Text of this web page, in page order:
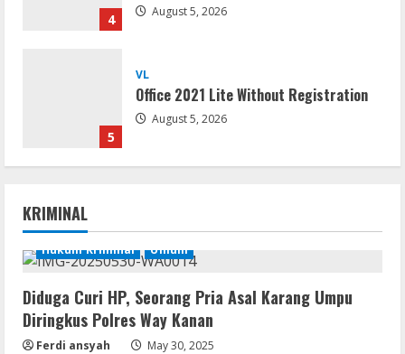
4 August 5, 2026
5
VL
Office 2021 Lite Without Registration
August 5, 2026
1
To𝚛rent
August 5, 2026
Remux
OK! Madam: Bon Voyage 2026 Pre-
DVDRip Updated Audio Magnet
KRIMINAL
Hukum Kriminal Umum
Diduga Curi HP, Seorang Pria Asal Karang Umpu
Diringkus Polres Way Kanan
Ferdi ansyah May 30, 2025